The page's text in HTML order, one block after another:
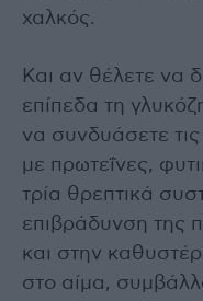
χαλκός.
Και αν θέλετε να
επίπεδα τη
να συνδυάσετε
με πρωτεΐνες,
τρία θρεπτικά
επιβράδυνση της
και στην
στο αίμα,